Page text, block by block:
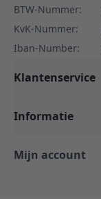
BTW-Nummer:
KvK-Nummer:
Iban-Number:
Klantenservice
Informatie
Mijn account